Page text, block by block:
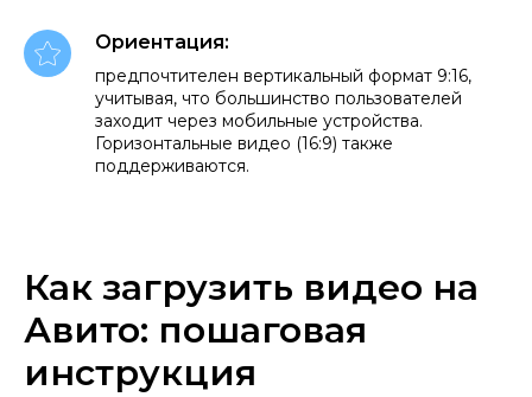
Ориентация:
предпочтителен вертикальный формат 9:16,
учитывая, что большинство пользователей
заходит через мобильные устройства.
Горизонтальные видео (16:9) также
поддерживаются.
Как загрузить видео на
Авито: пошаговая
инструкция